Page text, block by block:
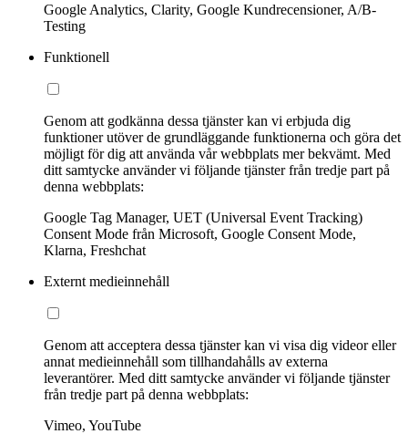
Google Analytics, Clarity, Google Kundrecensioner, A/B-
Testing
Funktionell
Genom att godkänna dessa tjänster kan vi erbjuda dig
funktioner utöver de grundläggande funktionerna och göra det
möjligt för dig att använda vår webbplats mer bekvämt. Med
ditt samtycke använder vi följande tjänster från tredje part på
denna webbplats:
Google Tag Manager, UET (Universal Event Tracking)
Consent Mode från Microsoft, Google Consent Mode,
Klarna, Freshchat
Externt medieinnehåll
Genom att acceptera dessa tjänster kan vi visa dig videor eller
annat medieinnehåll som tillhandahålls av externa
leverantörer. Med ditt samtycke använder vi följande tjänster
från tredje part på denna webbplats:
Vimeo, YouTube